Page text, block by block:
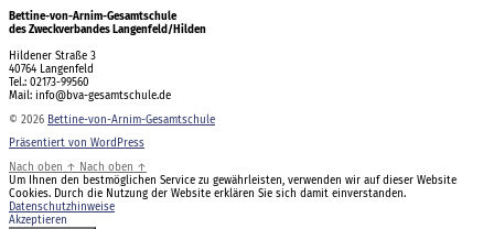
Bettine-von-Arnim-Gesamtschule
des Zweckverbandes Langenfeld/Hilden
Hildener Straße 3
40764 Langenfeld
Tel.: 02173-99560
Mail: info@bva-gesamtschule.de
© 2026 Bettine-von-Arnim-Gesamtschule
Präsentiert von WordPress
Nach oben ↑ Nach oben ↑
Um Ihnen den bestmöglichen Service zu gewährleisten, verwenden wir auf dieser Website
Cookies. Durch die Nutzung der Website erklären Sie sich damit einverstanden.
Datenschutzhinweise
Akzeptieren